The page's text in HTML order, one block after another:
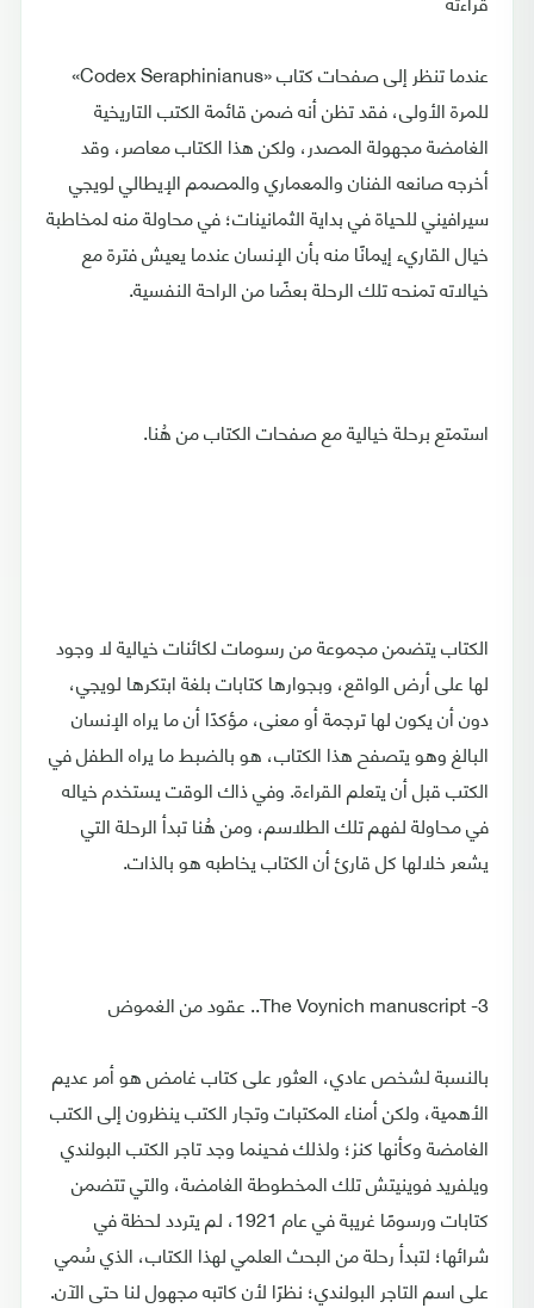
عندما تنظر إلى صفحات كتاب «Codex Seraphinianus»
للمرة الأولى، فقد تظن أنه ضمن قائمة الكتب التاريخية
الغامضة مجهولة المصدر، ولكن هذا الكتاب معاصر، وقد
أخرجه صانعه الفنان والمعماري والمصمم الإيطالي لويجي
سيرافيني للحياة في بداية الثمانينات؛ في محاولة منه لمخاطبة
خيال القاريء إيمانًا منه بأن الإنسان عندما يعيش فترة مع
خيالاته تمنحه تلك الرحلة بعضًا من الراحة النفسية.
استمتع برحلة خيالية مع صفحات الكتاب من هُنا.
الكتاب يتضمن مجموعة من رسومات لكائنات خيالية لا وجود
لها على أرض الواقع، وبجوارها كتابات بلغة ابتكرها لويجي،
دون أن يكون لها ترجمة أو معنى، مؤكدًا أن ما يراه الإنسان
البالغ وهو يتصفح هذا الكتاب، هو بالضبط ما يراه الطفل في
الكتب قبل أن يتعلم القراءة. وفي ذاك الوقت يستخدم خياله
في محاولة لفهم تلك الطلاسم، ومن هُنا تبدأ الرحلة التي
يشعر خلالها كل قارئ أن الكتاب يخاطبه هو بالذات.
3- The Voynich manuscript.. عقود من الغموض
بالنسبة لشخص عادي، العثور على كتاب غامض هو أمر عديم
الأهمية، ولكن أمناء المكتبات وتجار الكتب ينظرون إلى الكتب
الغامضة وكأنها كنز؛ ولذلك فحينما وجد تاجر الكتب البولندي
ويلفريد فوينيتش تلك المخطوطة الغامضة، والتي تتضمن
كتابات ورسومًا غريبة في عام 1921، لم يتردد لحظة في
شرائها؛ لتبدأ رحلة من البحث العلمي لهذا الكتاب، الذي سُمي
على اسم التاجر البولندي؛ نظرًا لأن كاتبه مجهول لنا حتى الآن.